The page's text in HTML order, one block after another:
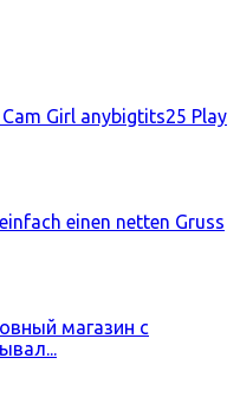
Girl anybigtits25 Play
einen netten Gruss
магазин с